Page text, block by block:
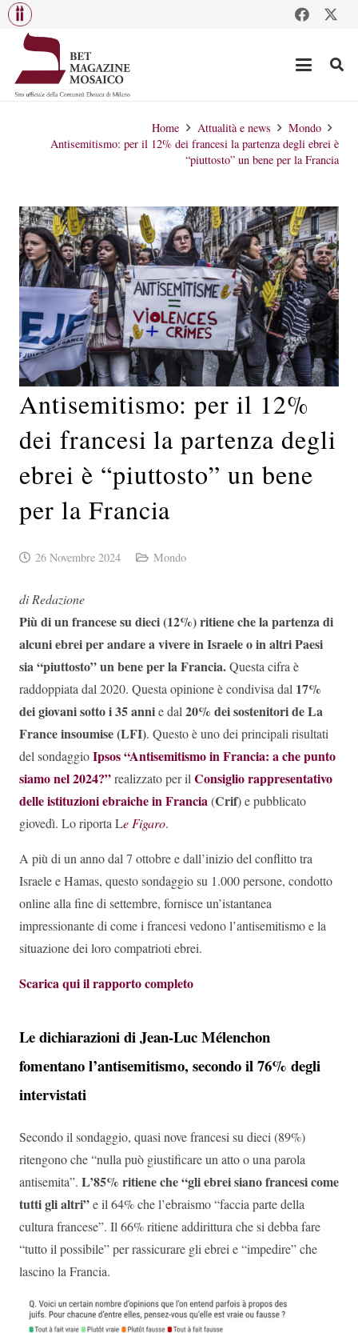
Home Attualità e news
Mondo
Antisemitismo: per il 12% dei francesi la partenza degli ebrei è
“piuttosto” un bene per la Francia
Antisemitismo: per il 12%
dei francesi la partenza degli
ebrei è “piuttosto” un bene
per la Francia
26 Novembre 2024 Mondo
di Redazione
Più di un francese su dieci (12%) ritiene che la partenza di
alcuni ebrei per andare a vivere in Israele o in altri Paesi
sia “piuttosto” un bene per la Francia.Questa cifra è
raddoppiata dal 2020. Questa opinione è condivisa dal 17%
dei giovani sotto i 35 annie dal 20% dei sostenitori de La
France insoumise (LFI). Questo è uno dei principali risultati
del sondaggioIpsos “Antisemitismo in Francia: a che punto
siamo nel 2024?”realizzato per il Consiglio rappresentativo
delle istituzioni ebraiche in Francia(Crif) e pubblicato
giovedì. Lo riporta Le Figaro.
A più di un anno dal 7 ottobre e dall’inizio del conflitto tra
Israele e Hamas, questo sondaggio su 1.000 persone, condotto
online alla fine di settembre, fornisce un’istantanea
impressionante di come i francesi vedono l’antisemitismo e la
situazione dei loro compatrioti ebrei.
Scarica qui il rapporto completo
Le dichiarazioni di Jean-Luc Mélenchon
fomentano l’antisemitismo, secondo il 76% degli
intervistati
Secondo il sondaggio, quasi nove francesi su dieci (89%)
ritengono che “nulla può giustificare un atto o una parola
antisemita”. L’85% ritiene che “gli ebrei siano francesi come
tutti gli altri”e il 64% che l’ebraismo “faccia parte della
cultura francese”. Il 66% ritiene addirittura che si debba fare
“tutto il possibile” per rassicurare gli ebrei e “impedire” che
lascino la Francia.